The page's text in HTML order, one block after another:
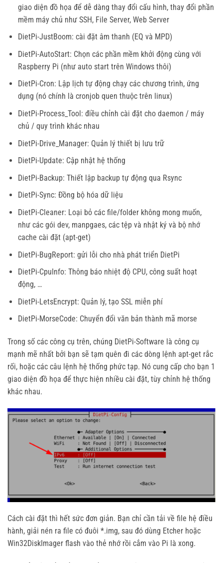
giao diện đồ họa để dễ dàng thay đổi cấu hình, thay đổi phần
mềm máy chủ như SSH, File Server, Web Server
DietPi-JustBoom: cài đặt âm thanh (EQ và MPD)
DietPi-AutoStart: Chọn các phần mềm khởi động cùng với
Raspberry Pi (như auto start trên Windows thôi)
DietPi-Cron: Lập lịch tự động chạy các chương trình, ứng
dụng (nó chính là cronjob quen thuộc trên linux)
DietPi-Process_Tool: điều chỉnh cài đặt cho daemon / máy
chủ / quy trình khác nhau
DietPi-Drive_Manager: Quản lý thiết bị lưu trữ
DietPi-Update: Cập nhật hệ thống
DietPi-Backup: Thiết lập backup tự động qua Rsync
DietPi-Sync: Đồng bộ hóa dữ liệu
DietPi-Cleaner: Loại bỏ các file/folder không mong muốn,
như các gói dev, manpgaes, các tệp và nhật ký và bộ nhớ
cache cài đặt (apt-get)
DietPi-BugReport: gửi lỗi cho nhà phát triển DietPi
DietPi-CpuInfo: Thông báo nhiệt độ CPU, công suất hoạt
động, …
DietPi-LetsEncrypt: Quản lý, tạo SSL miễn phí
DietPi-MorseCode: Chuyển đổi văn bản thành mã morse
Trong số các công cụ trên, chúng DietPi-Software là công cụ
mạnh mẽ nhất bởi bạn sẽ tạm quên đi các dòng lệnh apt-get rắc
rối, hoặc các câu lệnh hệ thống phức tạp. Nó cung cấp cho bạn 1
giao diện đồ họa để thực hiện nhiều cài đặt, tùy chỉnh hệ thống
khác nhau.
Cách cài đặt thì hết sức đơn giản. Bạn chỉ cần tải về file hệ điều
hành, giải nén ra file có đuôi *.img, sau đó dùng Etcher hoặc
Win32DiskImager flash vào thẻ nhớ rồi cắm vào Pi là xong.